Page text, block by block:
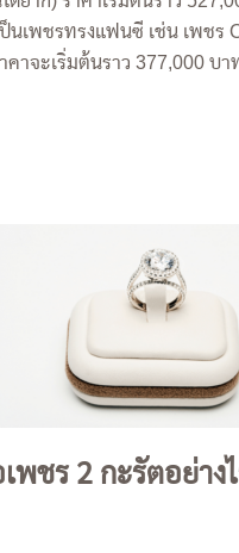
ป็นเพชรทรงแฟนซี เช่น เพชร
คาจะเริ่มต้นราว 377,000 บา
พชร 2 กะรัตอย่าง